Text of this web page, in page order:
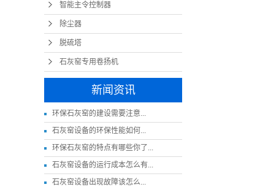
智能主令控制器
除尘器
脱硫塔
石灰窑专用卷扬机
新闻资讯
​环保石灰窑的建设需要注意...
​石灰窑设备的环保性能如何...
环保石灰窑的特点有哪些你了...
石灰窑设备的运行成本怎么有...
​石灰窑设备出现故障该怎么...